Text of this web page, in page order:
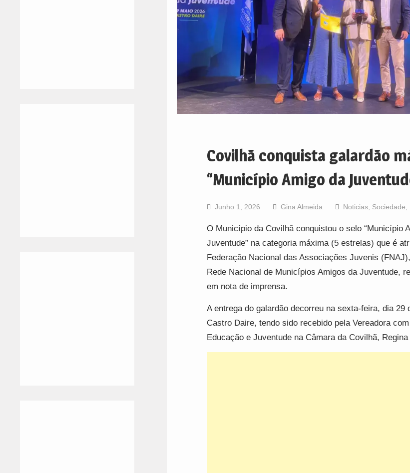
Covilhã conquista galardão
“Município Amigo da
Junho 1, 2026 Gina Almeida Noticias, Sociedade
O Município da Covilhã conquistou o selo “Município
Juventude” na categoria máxima (5 estrelas) que é
Federação Nacional das Associações Juvenis
Rede Nacional de Municípios Amigos da Juventude,
em nota de imprensa.
A entrega do galardão decorreu na sexta-feira, dia 29
Castro Daire, tendo sido recebido pela Vereadora
Educação e Juventude na Câmara da Covilhã,